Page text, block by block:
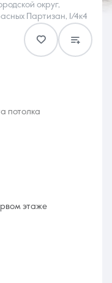
00
20:00
округ,
Партизан, 1/4к4
потолка
этаже